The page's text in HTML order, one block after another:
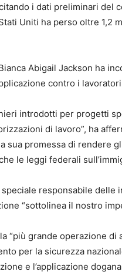
i dati preliminari del
Uniti ha perso oltre 1,2
Abigail Jackson ha
contro i
introdotti per progetti
di lavoro”, ha
sua promessa di rendere
le leggi federali
speciale responsabile
“sottolinea il nostro
“più grande operazione di
per la sicurezza
e l’applicazione